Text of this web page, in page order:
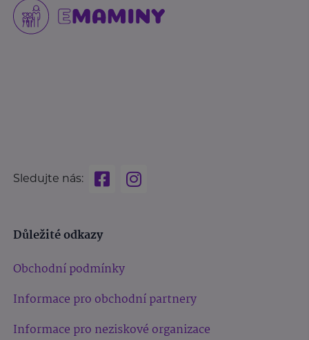
Sledujte nás:
Důležité odkazy
Obchodní podmínky
Informace pro obchodní partnery
Informace pro neziskové organizace